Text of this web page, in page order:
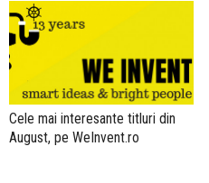
Cele mai interesante titluri din
August, pe WeInvent.ro